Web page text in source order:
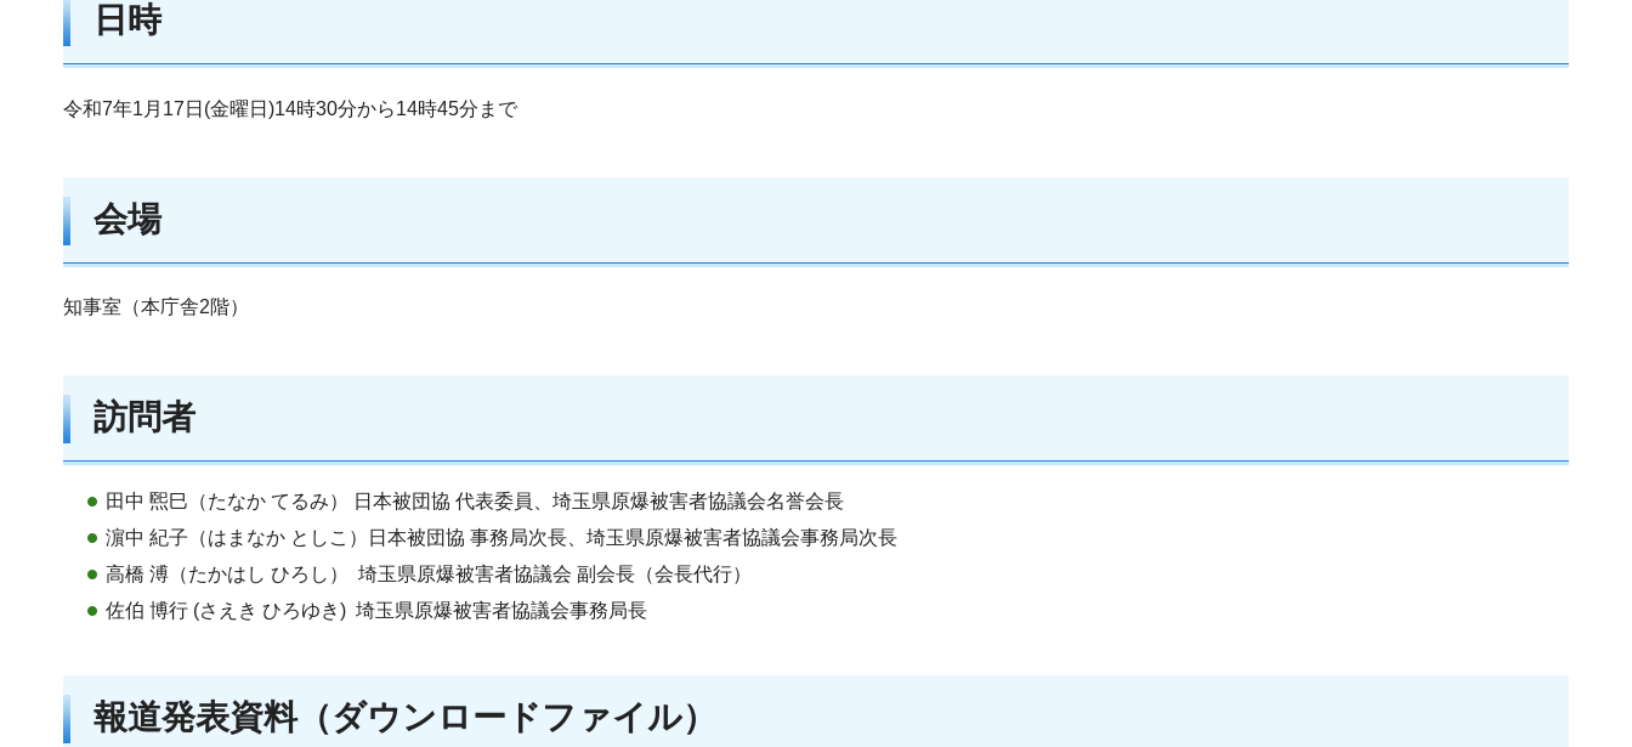
日時
令和7年1月17日(金曜日)14時30分から14時45分まで
会場
知事室（本庁舎2階）
訪問者
田中 煕巳（たなか てるみ） 日本被団協 代表委員、埼玉県原爆被害者協議会名誉会長
濵中 紀子（はまなか としこ）日本被団協 事務局次長、埼玉県原爆被害者協議会事務局次長
高橋 溥（たかはし ひろし） 埼玉県原爆被害者協議会 副会長（会長代行）
佐伯 博行 (さえき ひろゆき) 埼玉県原爆被害者協議会事務局長
報道発表資料（ダウンロードファイル）